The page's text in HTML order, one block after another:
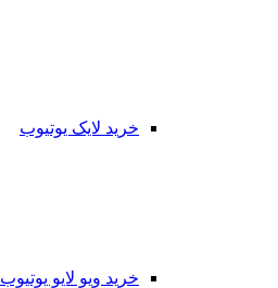
خرید لایک یوتیوب
خرید ویو لایو یوتیوب